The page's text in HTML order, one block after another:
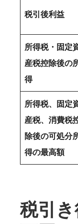
税引後利益
所得税・固定
産税控除後の
得
所得税、固定
産税、消費税
除後の可処分
得の最高額
税引